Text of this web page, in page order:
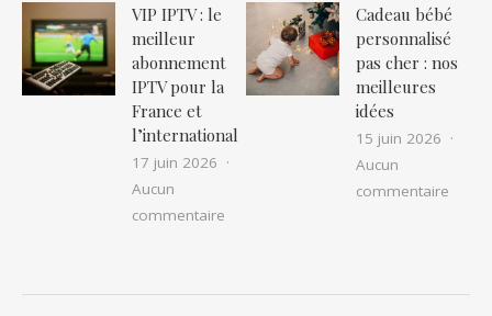
VIP IPTV : le
meilleur
abonnement
IPTV pour la
France et
l’international
17 juin 2026
Aucun
commentaire
Cadeau bébé
personnalisé
pas cher : nos
meilleures
idées
15 juin 2026
Aucun
commentaire